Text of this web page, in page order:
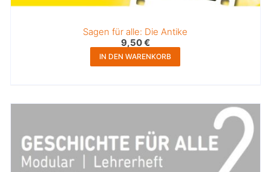
Sagen für alle: Die Antike
9,50€
IN DEN WARENKORB